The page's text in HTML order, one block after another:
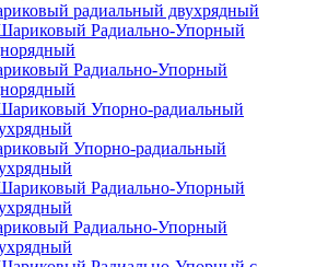
радиальный двухрядный
Радиально-Упорный
Упорно-радиальный
Радиально-Упорный